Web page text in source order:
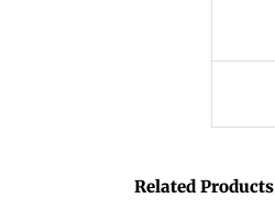
Related Products